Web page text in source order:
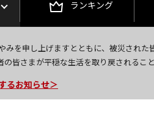
ランキング
を申し上げますとともに、被災された
皆さまが平穏な生活を取り戻されること
録で1,000円OFFクーポンプレゼント
るお知らせ＞
注文・発送・お問い合わせ＞